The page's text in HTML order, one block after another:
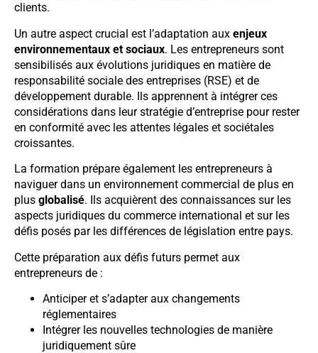
clients.
Un autre aspect crucial est l’adaptation aux enjeux
environnementaux et sociaux. Les entrepreneurs sont
sensibilisés aux évolutions juridiques en matière de
responsabilité sociale des entreprises (RSE) et de
développement durable. Ils apprennent à intégrer ces
considérations dans leur stratégie d’entreprise pour rester
en conformité avec les attentes légales et sociétales
croissantes.
La formation prépare également les entrepreneurs à
naviguer dans un environnement commercial de plus en
plus globalisé. Ils acquièrent des connaissances sur les
aspects juridiques du commerce international et sur les
défis posés par les différences de législation entre pays.
Cette préparation aux défis futurs permet aux
entrepreneurs de :
Anticiper et s’adapter aux changements
réglementaires
Intégrer les nouvelles technologies de manière
juridiquement sûre